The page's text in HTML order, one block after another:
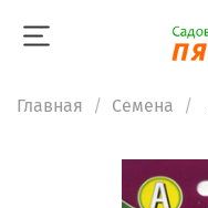
Главная Семена